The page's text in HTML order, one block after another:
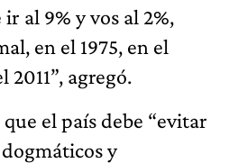
al 9% y vos al 2%,
en el 1975, en el
2011”, agregó.
el país debe “evitar
y